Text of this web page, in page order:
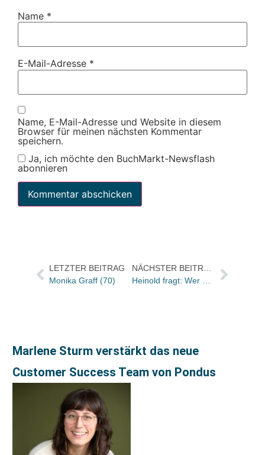
Name *
E-Mail-Adresse *
Name, E-Mail-Adresse und Website in diesem
Browser für meinen nächsten Kommentar
speichern.
Ja, ich möchte den BuchMarkt-Newsflash
abonnieren
LETZTER BEITRAG
Monika Graff (70)
Marlene Sturm verstärkt das neue
Customer Success Team von Pondus